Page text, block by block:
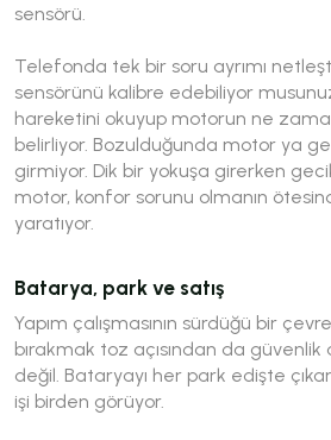
sensörü.
Telefonda tek bir soru ayrımı
sensörünü kalibre edebiliyor
hareketini okuyup motorun ne
belirliyor. Bozulduğunda motor ya
girmiyor. Dik bir yokuşa girerken
motor, konfor sorunu olmanın
yaratıyor.
Batarya, park ve satış
Yapım çalışmasının sürdüğü bir
bırakmak toz açısından da güvenlik
değil. Bataryayı her park edişte
işi birden görüyor.